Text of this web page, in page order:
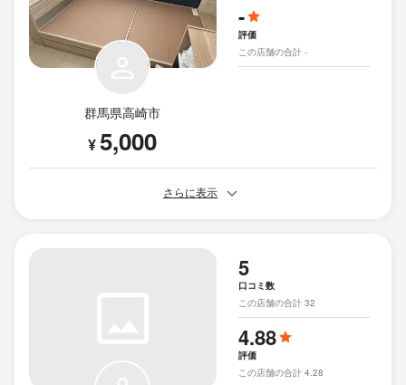
群馬県高崎市
¥5,000
-
評価
この店舗の合計 -
さらに表示
5
口コミ数
この店舗の合計 32
4.88
評価
この店舗の合計 4.28